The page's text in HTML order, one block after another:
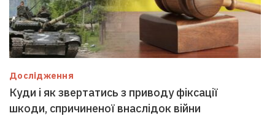
Дослідження
Куди і як звертатись з приводу фіксації
шкоди, спричиненої внаслідок війни